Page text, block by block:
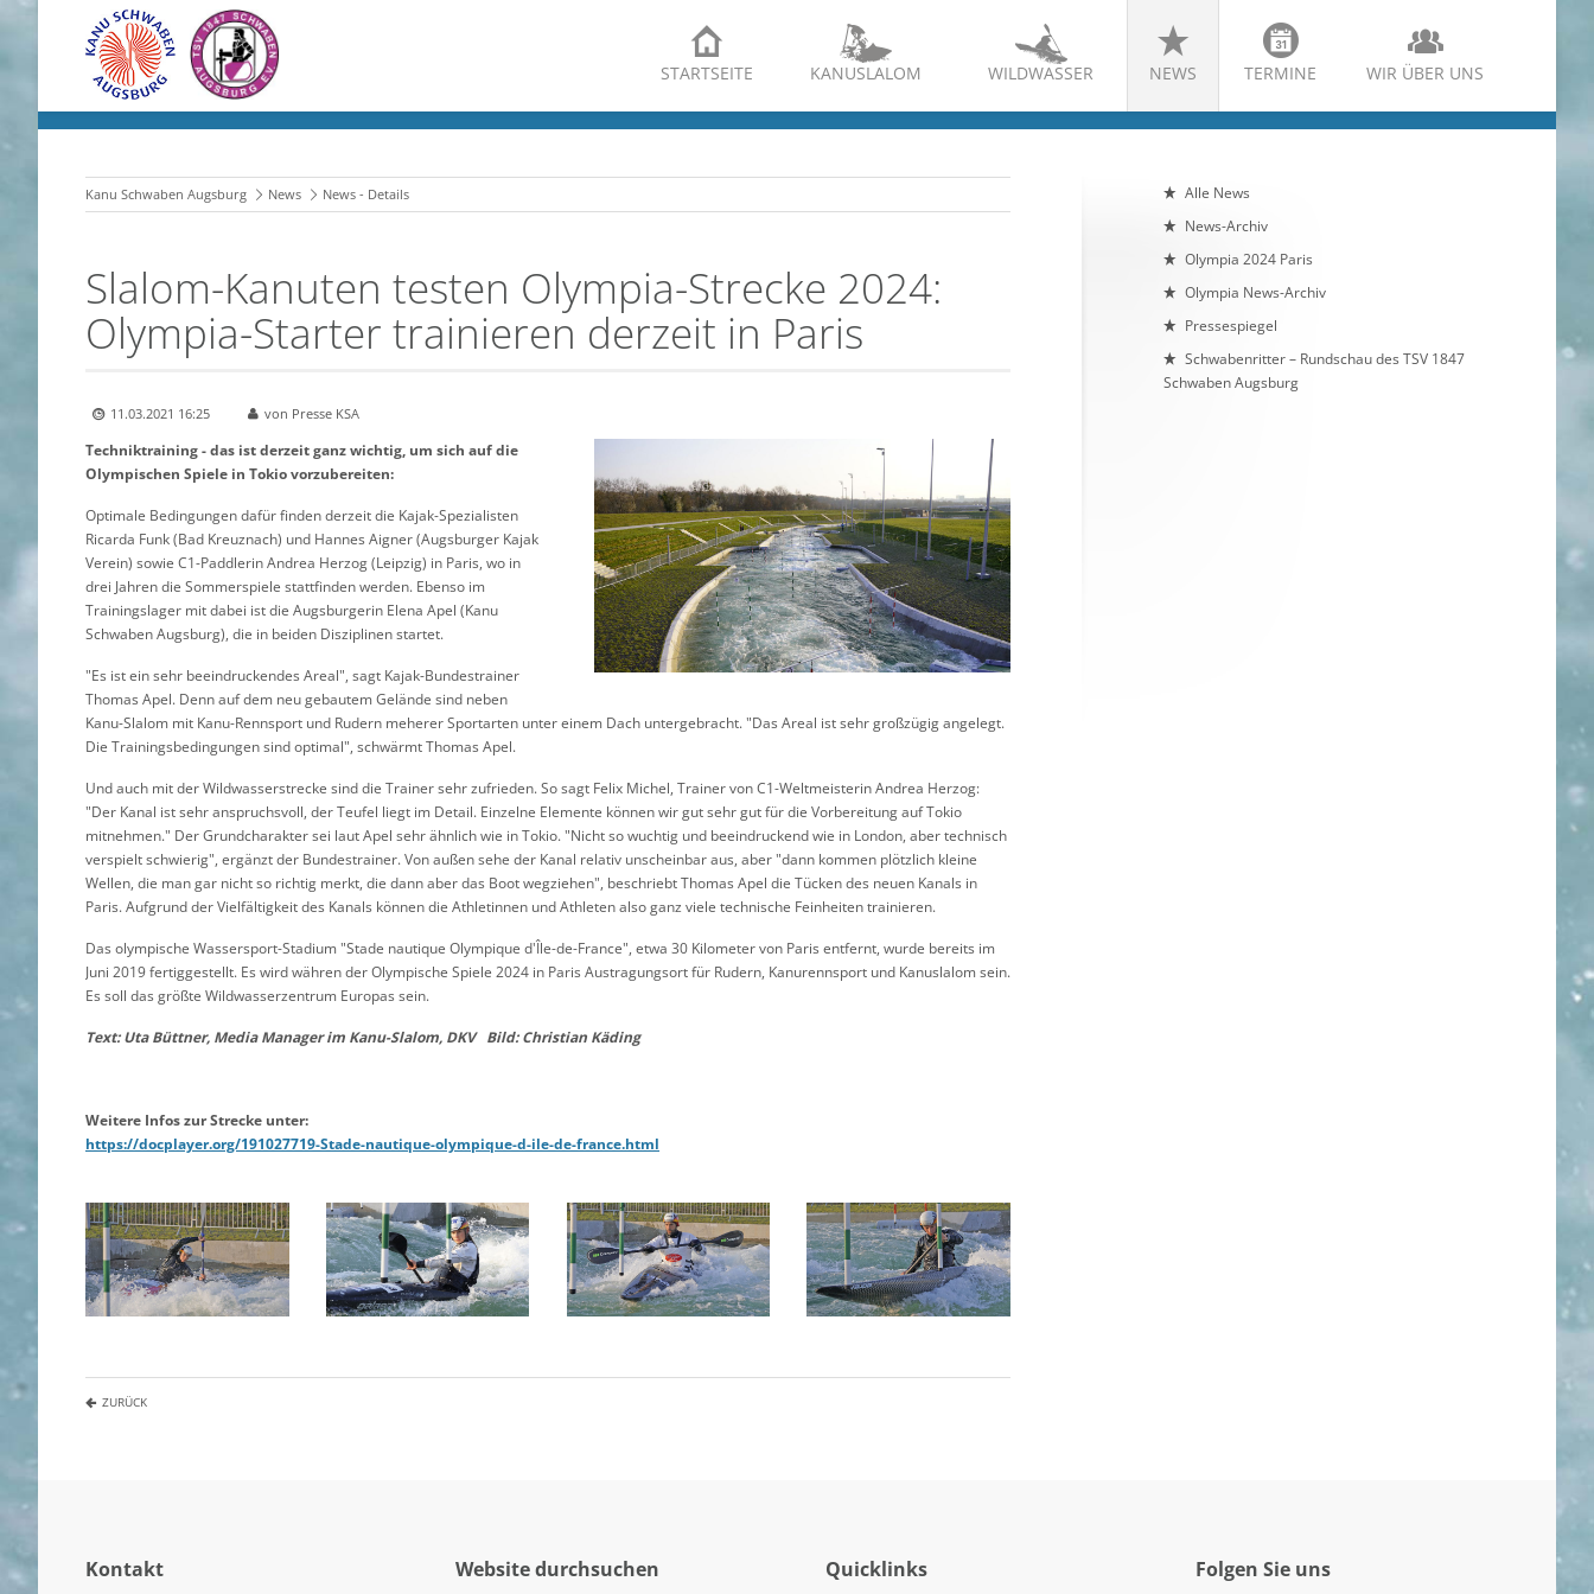
STARTSEITE KANUSLALOM WILDWASSER NEWS TERMINE WIR ÜBER UNS
Kanu Schwaben Augsburg News News - Details
Slalom-Kanuten testen Olympia-Strecke 2024:
Olympia-Starter trainieren derzeit in Paris
11.03.2021 16:25 von Presse KSA
Techniktraining - das ist derzeit ganz wichtig, um sich auf die
Olympischen Spiele in Tokio vorzubereiten:
Optimale Bedingungen dafür finden derzeit die Kajak-Spezialisten
Ricarda Funk (Bad Kreuznach) und Hannes Aigner (Augsburger Kajak
Verein) sowie C1-Paddlerin Andrea Herzog (Leipzig) in Paris, wo in
drei Jahren die Sommerspiele stattfinden werden. Ebenso im
Trainingslager mit dabei ist die Augsburgerin Elena Apel (Kanu
Schwaben Augsburg), die in beiden Disziplinen startet.
"Es ist ein sehr beeindruckendes Areal", sagt Kajak-Bundestrainer
Thomas Apel. Denn auf dem neu gebautem Gelände sind neben
Kanu-Slalom mit Kanu-Rennsport und Rudern meherer Sportarten unter einem Dach untergebracht. "Das Areal ist sehr großzügig angelegt.
Die Trainingsbedingungen sind optimal", schwärmt Thomas Apel.
Und auch mit der Wildwasserstrecke sind die Trainer sehr zufrieden. So sagt Felix Michel, Trainer von C1-Weltmeisterin Andrea Herzog:
"Der Kanal ist sehr anspruchsvoll, der Teufel liegt im Detail. Einzelne Elemente können wir gut sehr gut für die Vorbereitung auf Tokio
mitnehmen." Der Grundcharakter sei laut Apel sehr ähnlich wie in Tokio. "Nicht so wuchtig und beeindruckend wie in London, aber technisch
verspielt schwierig", ergänzt der Bundestrainer. Von außen sehe der Kanal relativ unscheinbar aus, aber "dann kommen plötzlich kleine
Wellen, die man gar nicht so richtig merkt, die dann aber das Boot wegziehen", beschriebt Thomas Apel die Tücken des neuen Kanals in
Paris. Aufgrund der Vielfältigkeit des Kanals können die Athletinnen und Athleten also ganz viele technische Feinheiten trainieren.
Das olympische Wassersport-Stadium "Stade nautique Olympique d'Île-de-France", etwa 30 Kilometer von Paris entfernt, wurde bereits im
Juni 2019 fertiggestellt. Es wird währen der Olympische Spiele 2024 in Paris Austragungsort für Rudern, Kanurennsport und Kanuslalom sein.
Es soll das größte Wildwasserzentrum Europas sein.
Text: Uta Büttner, Media Manager im Kanu-Slalom, DKV Bild: Christian Käding
Weitere Infos zur Strecke unter:
https://docplayer.org/191027719-Stade-nautique-olympique-d-ile-de-france.html
ZURÜCK
Alle News
News-Archiv
Olympia 2024 Paris
Olympia News-Archiv
Pressespiegel
Schwabenritter – Rundschau des TSV 1847
Schwaben Augsburg
Kontakt Website durchsuchen Quicklinks Folgen Sie uns